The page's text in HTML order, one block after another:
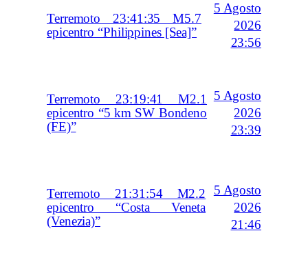
Terremoto 23:41:35 M5.7
epicentro “Philippines [Sea]”
5 Agosto
2026
23:56
Terremoto 23:19:41 M2.1
epicentro “5 km SW Bondeno
(FE)”
5 Agosto
2026
23:39
Terremoto 21:31:54 M2.2
epicentro “Costa Veneta
(Venezia)”
5 Agosto
2026
21:46